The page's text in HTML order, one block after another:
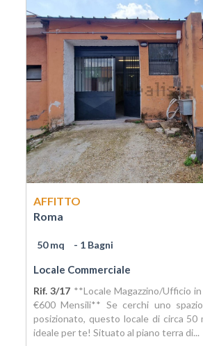
AFFITTO
Roma
50 mq - 1 Bagni
Locale Commerciale
Rif. 3/17 **Locale Magazzino/Ufficio
€600 Mensili** Se cerchi uno
posizionato, questo locale di circa 50
ideale per te! Situato al piano terra di...